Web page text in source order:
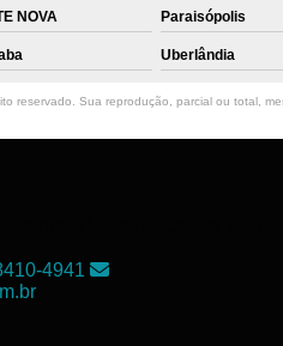
NOVA Paraisópolis
Uberlândia
reservado. Sua reprodução, parcial ou total,
4941